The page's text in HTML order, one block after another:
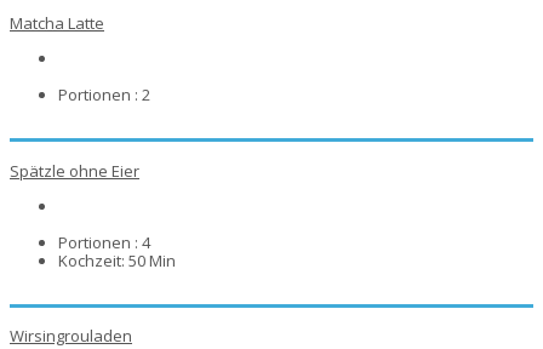
Matcha Latte
Portionen : 2
Spätzle ohne Eier
Portionen : 4
Kochzeit: 50 Min
Wirsingrouladen